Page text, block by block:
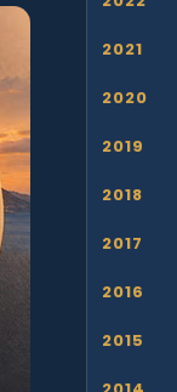
2021
2020
2019
2018
2017
2016
2015